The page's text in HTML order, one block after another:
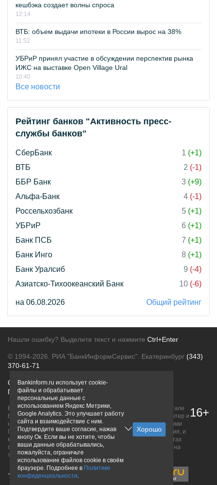
кешбэка создает волны спроса
12:14
ВТБ: объем выдачи ипотеки в России вырос на 38%
11:52
УБРиР принял участие в обсуждении перспектив рынка
ИЖС на выставке Open Village Ural
10:40
Все новости
Рейтинг банков "Активность пресс-
службы банков"
СберБанк 1 (+1)
ВТБ
2 (-1)
ББР Банк
3 (+9)
Альфа-Банк
4 (-1)
Россельхозбанк
5 (+1)
УБРиР
6 (+1)
Банк ПСБ
7 (+1)
Банк Инго
8 (+1)
Банк Уралсиб
9 (-4)
Азиатско-Тихоокеанский Банк
10 (-6)
на 06.08.2026 Общий рейтинг
Нашли ошибку? Выделите текст и нажмите Ctrl+Enter
© 1994-2026. РИА "БанкИнформСервис". Екатеринбург (343)
370-61-71
О проектеПолитика конфиденциальности
Правовая информацияДля рекламодателей
Вся информация о продуктах банков, размещенная на портале
bankinform.ru, носит исключительно ознакомительный характер и
не является публичной офертой, определяемой положениями
ГК РФ. Информация не содержит точного и полного описания, и
может быть изменена. Конечные условия уточняйте на сайтах
банков или при личном обращении. Исключительное право на
товарные знаки принадлежит их правообладателям.
16+
Bankinform.ru использует cookie-
файлы и обрабатывает
персональные данные с
использованием Яндекс Метрики,
Google Analytics. Это улучшает работу
сайта и взаимодействие с ним.
Подтвердите ваше согласие, нажав
кнопу Ок. Если вы не хотите, чтобы
ваши данные обрабатывались,
пожалуйста, ограничьте
использование файлов cookie в своём
браузере. Подробнее в Политике
конфиденциальности.